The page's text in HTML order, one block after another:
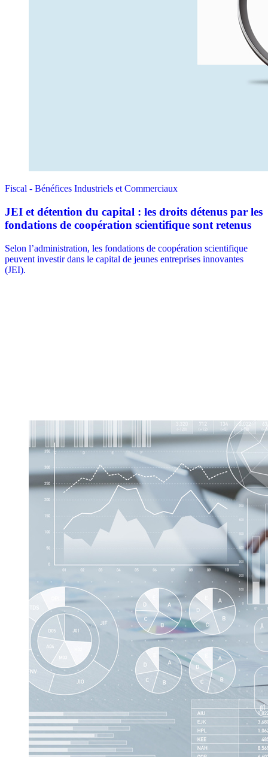
Fiscal - Bénéfices Industriels et Commerciaux
JEI et détention du capital : les droits détenus par les
fondations de coopération scientifique sont retenus
Selon l’administration, les fondations de coopération scientifique
peuvent investir dans le capital de jeunes entreprises innovantes
(JEI).